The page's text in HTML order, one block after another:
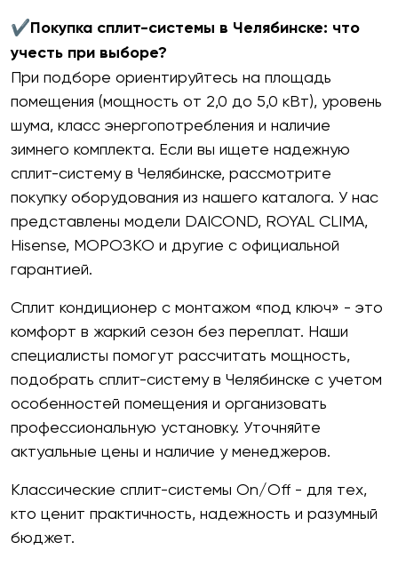
✔Покупка сплит-системы в Челябинске: что
учесть при выборе?
При подборе ориентируйтесь на площадь
помещения (мощность от 2,0 до 5,0 кВт), уровень
шума, класс энергопотребления и наличие
зимнего комплекта. Если вы ищете надежную
сплит-систему в Челябинске, рассмотрите
покупку оборудования из нашего каталога. У нас
представлены модели DAICOND, ROYAL CLIMA,
Hisense, МОРОЗКО и другие с официальной
гарантией.
Сплит кондиционер с монтажом «под ключ» - это
комфорт в жаркий сезон без переплат. Наши
специалисты помогут рассчитать мощность,
подобрать сплит-систему в Челябинске с учетом
особенностей помещения и организовать
профессиональную установку. Уточняйте
актуальные цены и наличие у менеджеров.
Классические сплит-системы On/Off - для тех,
кто ценит практичность, надежность и разумный
бюджет.